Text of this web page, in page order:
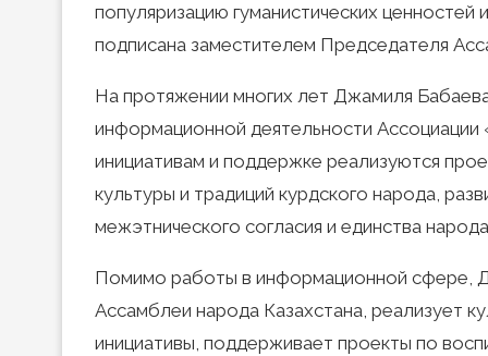
популяризацию гуманистических
подписана заместителем Председателя
На протяжении многих лет Джамиля
информационной деятельности Ассоциации
инициативам и поддержке реализуются
культуры и традиций курдского народа,
межэтнического согласия и единства
Помимо работы в информационной сфере,
Ассамблеи народа Казахстана, реализует
инициативы, поддерживает проекты по